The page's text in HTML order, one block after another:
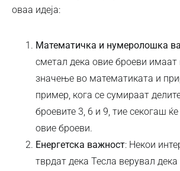
оваа идеја:
Математичка и нумеролошка
сметал дека овие броеви имаат
значење во математиката и
пример, кога се сумираат
броевите 3, 6 и 9, тие секогаш
овие броеви.
Енергетска важност: Некои
тврдат дека Тесла верувал